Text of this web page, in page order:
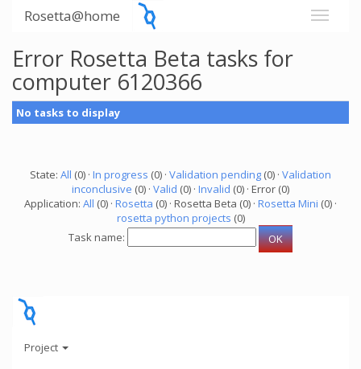
Rosetta@home
Error Rosetta Beta tasks for
computer 6120366
No tasks to display
State: All (0) · In progress (0) · Validation pending (0) · Validation
inconclusive (0) · Valid (0) · Invalid (0) · Error (0)
Application: All (0) · Rosetta (0) · Rosetta Beta (0) · Rosetta Mini (0) ·
rosetta python projects (0)
Task name:
Project